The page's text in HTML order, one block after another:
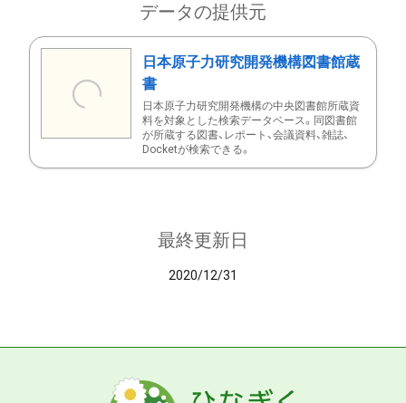
データの提供元
日本原子力研究開発機構図書館蔵
書
日本原子力研究開発機構の中央図書館所蔵資
料を対象とした検索データベース。同図書館
が所蔵する図書、レポート、会議資料、雑誌、
Docketが検索できる。
最終更新日
2020/12/31